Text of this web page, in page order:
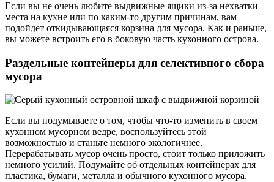
Если вы не очень любите выдвижные ящики из-за нехватки
места на кухне или по каким-то другим причинам, вам
подойдет откидывающаяся корзина для мусора. Как и раньше,
вы можете встроить его в боковую часть кухонного острова.
Раздельные контейнеры для селективного сбора
мусора
Если вы подумываете о том, чтобы что-то изменить в своем
кухонном мусорном ведре, воспользуйтесь этой
возможностью и станьте немного экологичнее.
Перерабатывать мусор очень просто, стоит только приложить
немного усилий. Подумайте об отдельных контейнерах для
пластика, бумаги, металла и обычного кухонного мусора.